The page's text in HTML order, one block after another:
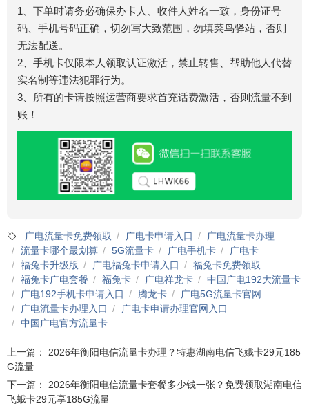
1、下单时请务必确保办卡人、收件人姓名一致，身份证号
码、手机号码正确，切勿写大致范围，勿填菜鸟驿站，否则
无法配送。
2、手机卡仅限本人领取认证激活，禁止转售、帮助他人代替
实名制等违法犯罪行为。
3、所有的卡请按照运营商要求首充话费激活，否则流量不到
账！
广电流量卡免费领取 广电卡申请入口
广电流量卡办理
流量卡哪个最划算
5G流量卡 广电手机卡
广电卡
福兔卡升级版
广电福兔卡申请入口
福兔卡免费领取
福兔卡广电套餐
福兔卡 广电祥龙卡
中国广电192大流量卡
广电192手机卡申请入口
腾龙卡
广电5G流量卡官网
广电流量卡办理入口
广电卡申请办理官网入口
中国广电官方流量卡
上一篇： 2026年衡阳电信流量卡办理？特惠湖南电信飞娥卡29元185
G流量
下一篇： 2026年衡阳电信流量卡套餐多少钱一张？免费领取湖南电信
飞蛾卡29元享185G流量